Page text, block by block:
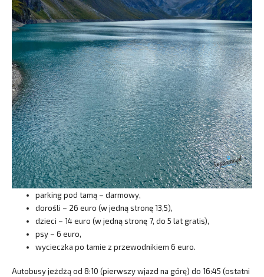
parking pod tamą – darmowy,
dorośli – 26 euro (w jedną stronę 13,5),
dzieci – 14 euro (w jedną stronę 7, do 5 lat gratis),
psy – 6 euro,
wycieczka po tamie z przewodnikiem 6 euro.
Autobusy jeżdżą od 8:10 (pierwszy wjazd na górę) do 16:45 (ostatni